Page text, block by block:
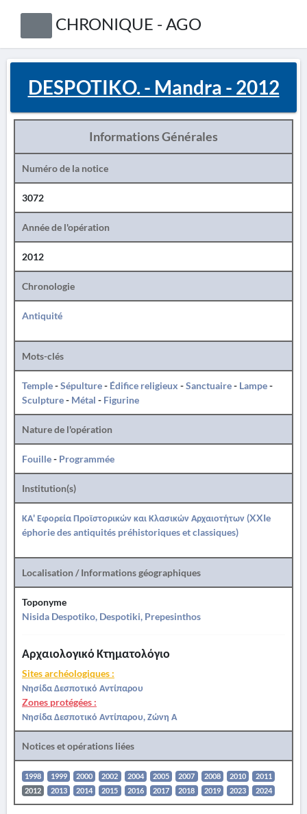
CHRONIQUE - AGO
DESPOTIKO. - Mandra - 2012
Informations Générales
Numéro de la notice
3072
Année de l'opération
2012
Chronologie
Antiquité
Mots-clés
Temple-Sépulture- Édifice religieux -Sanctuaire- Lampe-
Sculpture- Métal - Figurine
Nature de l'opération
Fouille- Programmée
Institution(s)
ΚΑ' Εφορεία Προϊστορικών και Κλασικών Αρχαιοτήτων (XXIe
éphorie des antiquités préhistoriques et classiques)
Localisation / Informations géographiques
Toponyme
Nisida Despotiko, Despotiki, Prepesinthos
Αρχαιολογικό Κτηματολόγιο
Sites archéologiques :
Νησίδα Δεσποτικό Αντίπαρου
Zones protégées :
Νησίδα Δεσποτικό Αντίπαρου, Ζώνη Α
Notices et opérations liées
1998 1999 2000 2002 2004 2005 2007 2008 2010
2011
2012
2013 2014 2015 2016 2017 2018 2019 2023 2024